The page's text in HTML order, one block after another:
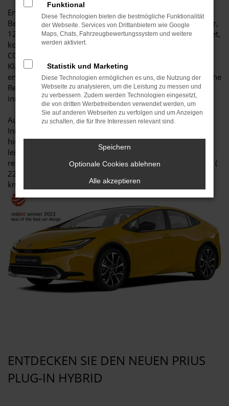
Energieverbrauch Toyota Prius Plug-In Hybrid, 2,0-l-VVT-i
Benzinmotor, 111 kW (151 PS) und Transaxle-Elektromotor,
120 kW (163 PS), Systemleistung 164 kW (223 PS) gewichtet,
kombiniert: 0,5-0,7 l /100 km und 12,8-13,3 kWh/100 km;
CO₂-Emissionen gewichtet kombiniert: 12-17 g/km; CO2-
Klasse: B (gewichtet kombiniert); Kraftstoffverbrauch bei
entladener Batterie kombiniert: 4,1-4,6 l/100 km; elektrische
Reichweite [EAER]: 71-86 km und elektrische Reichweite
innerorts [EAER City]: 98-111 km.
Auch die fünfte Generation des Prius setzt sich mit
Innovationen wie dem Solardach über Konventionen
hinweg. Dank seines hocheffizienten Antriebs und der
leistungsstarken Batterie fahren Sie im Alltag bis zu 86 km
rein elektrisch. Und mit seiner Systemleistung von 164 kW (
223 PS) beschleunigt er in nur 6,8 Sekunden von 0 auf 100
km/h.
ENTDECKEN SIE DEN NEUEN PRIUS
PLUG-IN HYBRID
Funktional
Diese Technologien bieten die bestmögliche Funktionalität
der Webseite. Services von Drittanbietern wie Google
Maps, Chats, Fahrzeugbewertungssystem und weitere
werden aktiviert.
Statistik und Marketing
Diese Technologien ermöglichen es uns, die Nutzung der
Webseite zu analysieren, um die Leistung zu messen und
zu verbessern. Zudem werden Technologien eingesetzt,
die von dritten Werbetreibenden verwendet werden, um
Sie auf anderen Webseiten zu verfolgen und um Anzeigen
zu schalten, die für Ihre Interessen relevant sind.
Speichern
Optionale Cookies ablehnen
Alle akzeptieren